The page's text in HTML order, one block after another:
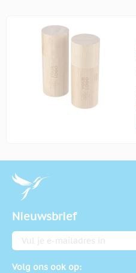
Nieuwsbrief
E-mailadres
Volg ons ook op: